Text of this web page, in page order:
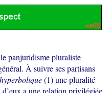
panjuridisme pluraliste
À suivre ses partisans
hyperbolique(1) une pluralité
a une relation privilégiée